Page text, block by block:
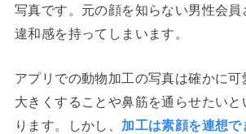
写真です。元の顔を知らない男性会員
違和感を持ってしまいます。
アプリでの動物加工の写真は確かに
大きくすることや鼻筋を通らせたい
ります。しかし、 加工は素顔を連想